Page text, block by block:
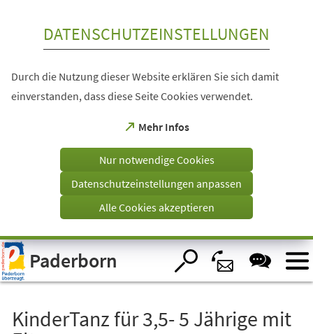
Visuelle
Assistenzsoftware
öffnen.
DATENSCHUTZEINSTELLUNGEN
Durch die Nutzung dieser Website erklären Sie sich damit
einverstanden, dass diese Seite Cookies verwendet.
Mehr Infos
(Öffnet
einem
Tab)
Nur notwendige Cookies
Datenschutzeinstellungen anpassen
Alle Cookies akzeptieren
Paderborn
KinderTanz für 3,5- 5 Jährige mit